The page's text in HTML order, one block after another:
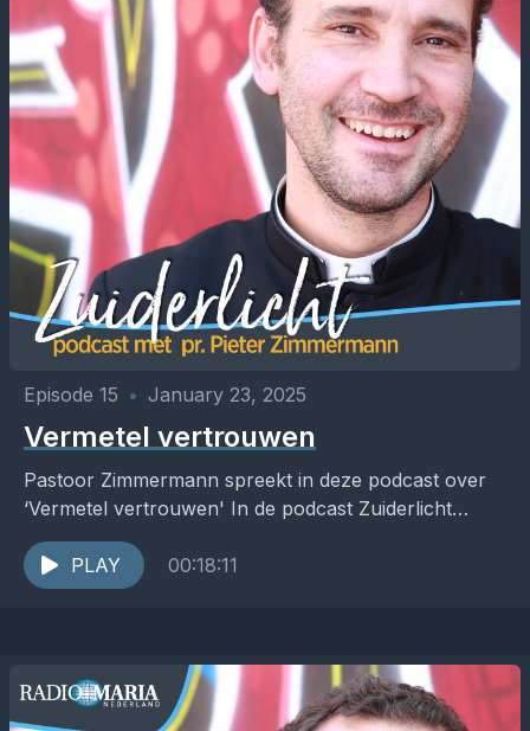
Episode 15 • January 23, 2025
Vermetel vertrouwen
Pastoor Zimmermann spreekt in deze podcast over
‘Vermetel vertrouwen' In de podcast Zuiderlicht
werpt pastoor Pieter Zimmermann een helder licht
op zaken die hem...
PLAY 00:18:11